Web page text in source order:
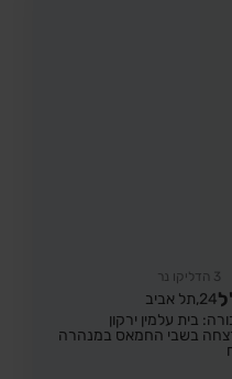
3 הדליקו נר
24, תל אביב
בית עלמין ירקון
בשבי החמאס במנהרה